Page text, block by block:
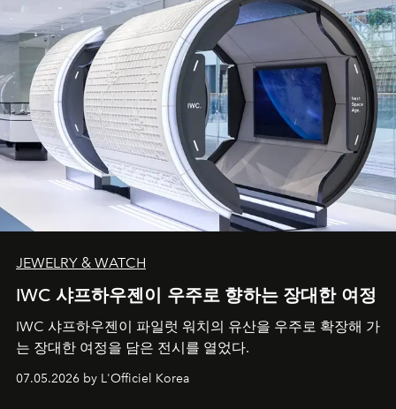
JEWELRY & WATCH
IWC 샤프하우젠이 우주로 향하는 장대한 여정
IWC 샤프하우젠이 파일럿 워치의 유산을 우주로 확장해 가
는 장대한 여정을 담은 전시를 열었다.
07.05.2026 by L'Officiel Korea